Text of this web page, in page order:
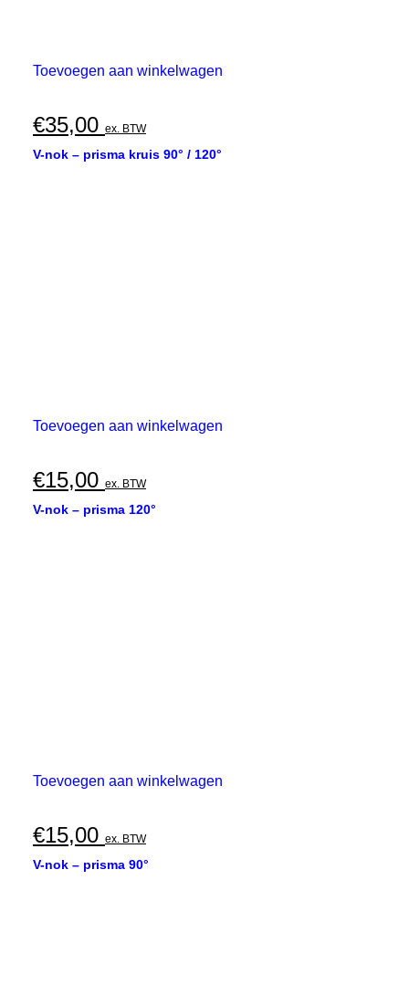
Toevoegen aan winkelwagen
€35,00 ex. BTW
V-nok – prisma kruis 90° / 120°
Toevoegen aan winkelwagen
€15,00 ex. BTW
V-nok – prisma 120°
Toevoegen aan winkelwagen
€15,00 ex. BTW
V-nok – prisma 90°